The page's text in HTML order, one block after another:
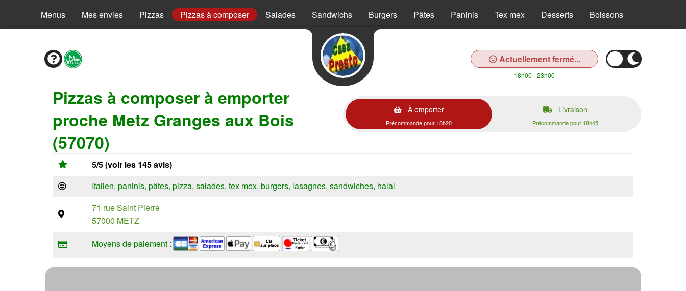
Menus Mes envies Pizzas Pizzas à composer Salades Sandwichs Burgers Pâtes Paninis Tex mex Desserts Boissons
Actuellement fermé...
18h00 - 23h00
Pizzas à composer à emporter
proche Metz Granges aux Bois
(57070)
À emporter
Précommande pour 18h20
Livraison
Précommande pour 18h45
5/5 (voir les 145 avis)
Italien, paninis, pâtes, pizza, salades, tex mex, burgers, lasagnes, sandwiches, halal
71 rue Saint Pierre
57000 METZ
Moyens de paiement :